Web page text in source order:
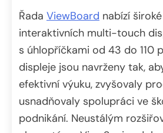
Řada ViewBoard nabízí
interaktivních multi-touch
s úhlopříčkami od 43 do 110
displeje jsou navrženy tak,
efektivní výuku, zvyšovaly
usnadňovaly spolupráci ve
podnikání. Neustálým